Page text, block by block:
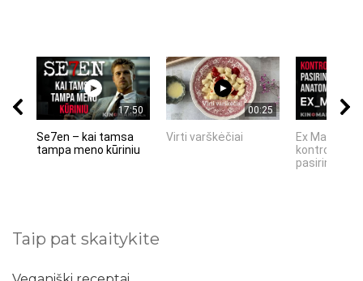
17:50
Se7en – kai tamsa
tampa meno kūriniu
00:25
Virti varškėčiai
Ex Machina:
kontrolės ir
pasirinkimo...
Taip pat skaitykite